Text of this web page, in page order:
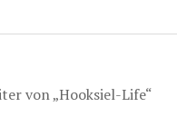
von „Hooksiel-Life“